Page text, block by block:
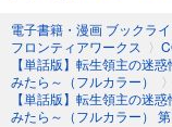
電子書籍・漫画 ブックラ
フロンティアワークス 〉
【単話版】転生領主の迷
みたら～（フルカラー）
〉
【単話版】転生領主の迷
みたら～（フルカラー）